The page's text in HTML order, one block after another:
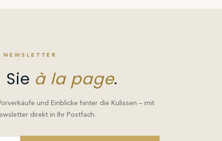
NEWSLETTER
Sie à la page.
und Einblicke hinter die Kulissen – mit
direkt in Ihr Postfach.